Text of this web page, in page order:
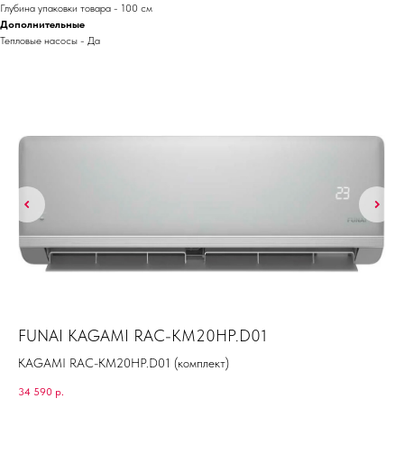
Глубина упаковки товара - 100 см
Дополнительные
Тепловые насосы - Да
FUNAI KAGAMI RAC-KM20HP.D01
KAGAMI RAC-KM20HP.D01 (комплект)
34 590 р.